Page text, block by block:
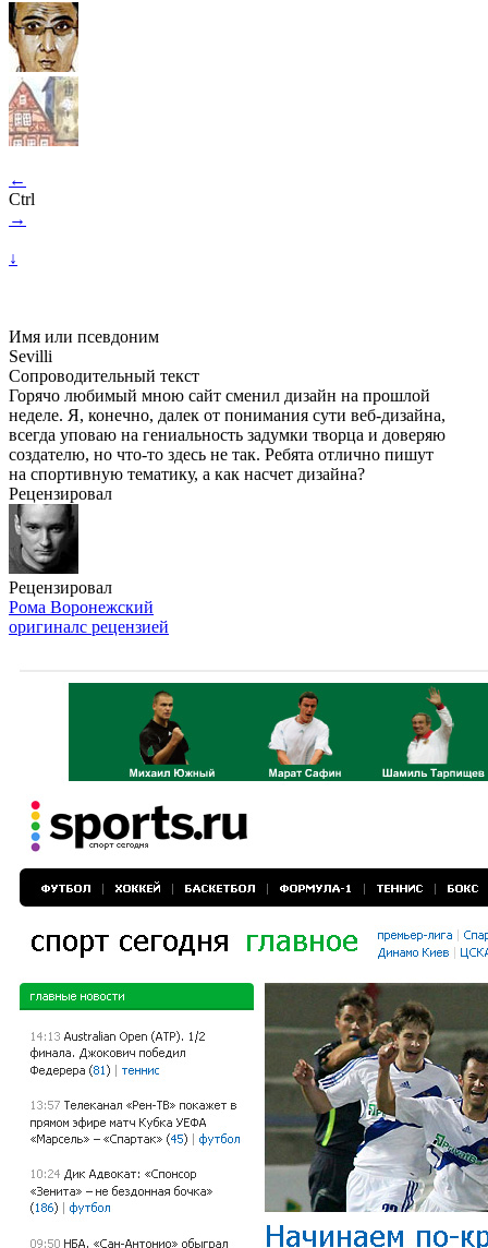
←
Ctrl
→
↓
Имя или псевдоним
Sevilli
Сопроводительный текст
Горячо любимый мною сайт сменил дизайн на прошлой
неделе. Я, конечно, далек от понимания сути веб-дизайна,
всегда уповаю на гениальность задумки творца и доверяю
создателю, но что-то здесь не так. Ребята отлично пишут
на спортивную тематику, а как насчет дизайна?
Рецензировал
Рецензировал
Рома Воронежский
оригиналс рецензией